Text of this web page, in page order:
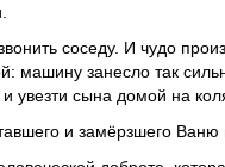
соседу. И чудо
машину занесло так
сына домой на
и замёрзшего Ваню